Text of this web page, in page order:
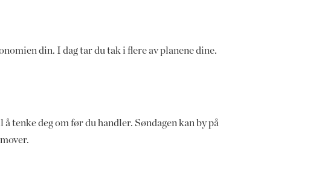
din. I dag tar du tak i flere av planene dine.
deg om før du handler. Søndagen kan by på